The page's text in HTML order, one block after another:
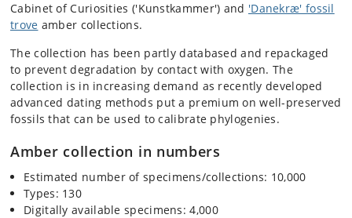
Cabinet of Curiosities ('Kunstkammer') and 'Danekræ' fossil
trove amber collections.
The collection has been partly databased and repackaged
to prevent degradation by contact with oxygen. The
collection is in increasing demand as recently developed
advanced dating methods put a premium on well-preserved
fossils that can be used to calibrate phylogenies.
Amber collection in numbers
Estimated number of specimens/collections: 10,000
Types: 130
Digitally available specimens: 4,000